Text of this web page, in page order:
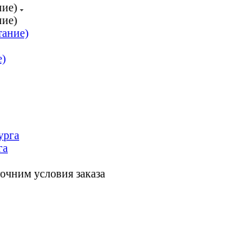
условия заказа